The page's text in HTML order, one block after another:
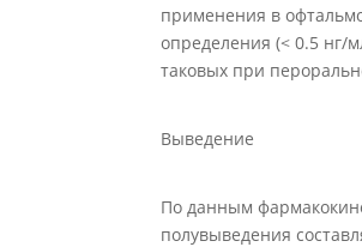
применения в
определения (< 0.5 нг/
таковых при
Выведение
По данным
полувыведения